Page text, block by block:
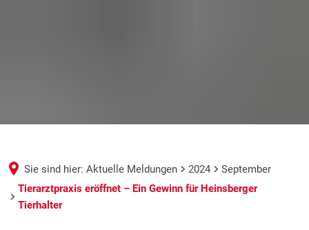
Sie sind hier: Aktuelle Meldungen 2024
September
Tierarztpraxis eröffnet – Ein Gewinn für Heinsberger
Tierhalter